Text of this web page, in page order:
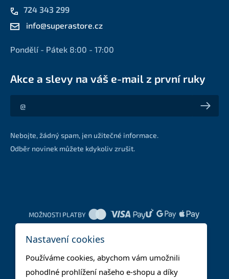
724 343 299
info@superastore.cz
Pondělí - Pátek 8:00 - 17:00
Akce a slevy na váš e-mail z první ruky
Akce a slevy na váš e-mail z první ruky
Nebojte, žádný spam, jen užitečné informace.
Odběr novinek můžete kdykoliv zrušit.
MOŽNOSTI PLATBY
Nastavení cookies
Používáme cookies, abychom vám umožnili
pohodlné prohlížení našeho e-shopu a díky